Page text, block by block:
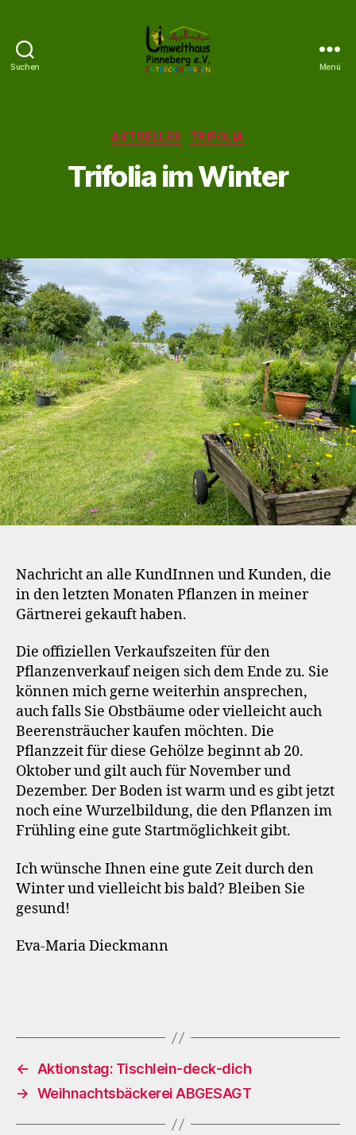
Suchen Menü
Kategorien
AKTUELLES TRIFOLIA
Trifolia im Winter
Nachricht an alle KundInnen und Kunden, die
in den letzten Monaten Pflanzen in meiner
Gärtnerei gekauft haben.
Die offiziellen Verkaufszeiten für den
Pflanzenverkauf neigen sich dem Ende zu. Sie
können mich gerne weiterhin ansprechen,
auch falls Sie Obstbäume oder vielleicht auch
Beerensträucher kaufen möchten. Die
Pflanzzeit für diese Gehölze beginnt ab 20.
Oktober und gilt auch für November und
Dezember. Der Boden ist warm und es gibt jetzt
noch eine Wurzelbildung, die den Pflanzen im
Frühling eine gute Startmöglichkeit gibt.
Ich wünsche Ihnen eine gute Zeit durch den
Winter und vielleicht bis bald? Bleiben Sie
gesund!
Eva-Maria Dieckmann
←
Aktionstag: Tischlein-deck-dich
→ Weihnachtsbäckerei ABGESAGT